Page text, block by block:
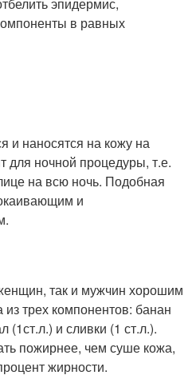
в равных
и наносятся на кожу на
для ночной процедуры, т.е.
на всю ночь. Подобная
и
так и мужчин хорошим
трех компонентов: банан
(1ст.л.) и сливки (1 ст.л.).
пожирнее, чем суше кожа,
жирности.